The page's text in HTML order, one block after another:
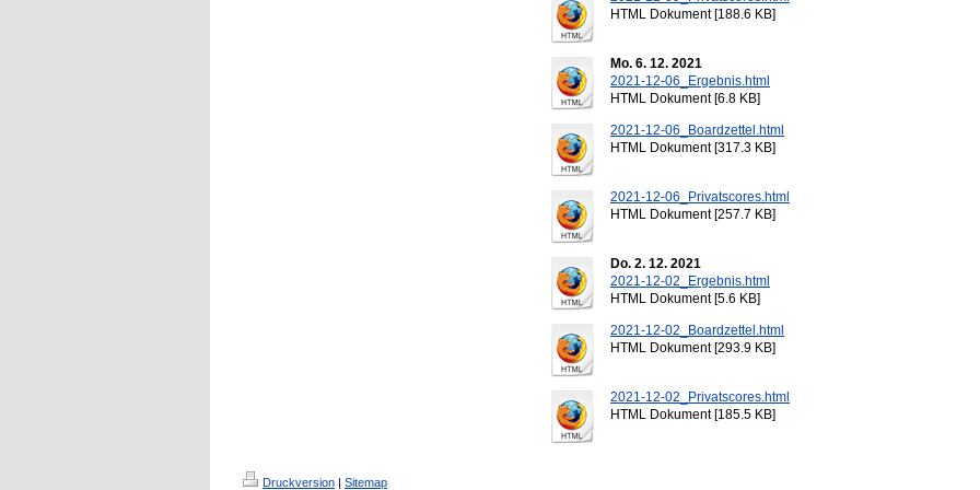
HTML Dokument [188.6 KB]
Mo. 6. 12. 2021
2021-12-06_Ergebnis.html
HTML Dokument [6.8 KB]
2021-12-06_Boardzettel.html
HTML Dokument [317.3 KB]
2021-12-06_Privatscores.html
HTML Dokument [257.7 KB]
Do. 2. 12. 2021
2021-12-02_Ergebnis.html
HTML Dokument [5.6 KB]
2021-12-02_Boardzettel.html
HTML Dokument [293.9 KB]
2021-12-02_Privatscores.html
HTML Dokument [185.5 KB]
Druckversion | Sitemap